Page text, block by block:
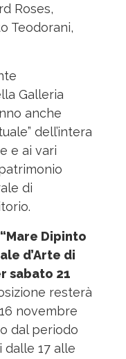
Roses,
Teodorani,
Galleria
anche
dell’intera
e ai vari
di
Dipinto
d’Arte di
sabato 21
resterà
novembre
dal periodo
17 alle